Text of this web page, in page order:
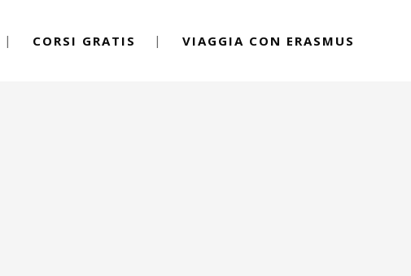
CORSI GRATIS VIAGGIA CON ERASMUS